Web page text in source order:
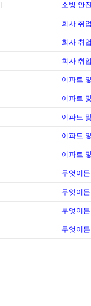
소방 안
회사 취
회사 취
회사 취
이파트
이파트
이파트
이파트
이파트
무엇이
무엇이
무엇이
무엇이